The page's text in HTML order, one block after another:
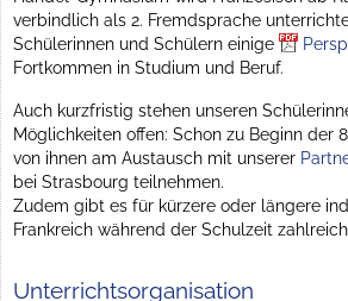
verbindlich als 2. Fremdsprache
Schülerinnen und Schülern einige
Fortkommen in Studium und Beruf.
Auch kurzfristig stehen unseren
Möglichkeiten offen: Schon zu Beginn der
von ihnen am Austausch mit unserer
bei Strasbourg teilnehmen.
Zudem gibt es für kürzere oder längere
Frankreich während der Schulzeit
Unterrichtsorganisation